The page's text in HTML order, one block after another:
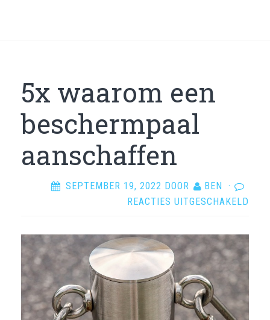
5x waarom een
beschermpaal
aanschaffen
SEPTEMBER 19, 2022 DOOR BEN
·
REACTIES UITGESCHAKELD